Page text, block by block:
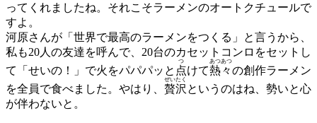
ってくれましたね。それこそラーメンのオートクチュールで
すよ。
河原さんが「世界で最高のラーメンをつくる」と言うから、
私も20人の友達を呼んで、20台のカセットコンロをセットし
て「せいの！」で火をパパパッと 点
つ
けて熱々
あつあつ
の創作ラーメン
を全員で食べました。やはり、 贅沢
ぜいたく
というのはね、勢いと心
が伴わないと。